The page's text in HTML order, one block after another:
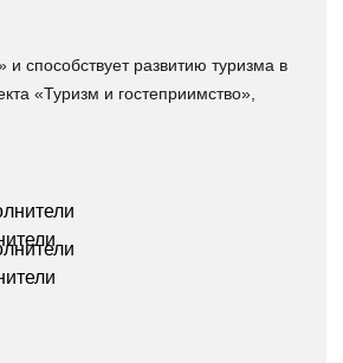
и способствует развитию туризма в
«Туризм и гостеприимство»,